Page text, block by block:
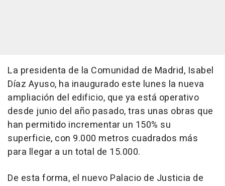
La presidenta de la Comunidad de Madrid, Isabel
Díaz Ayuso, ha inaugurado este lunes la nueva
ampliación del edificio, que ya está operativo
desde junio del año pasado, tras unas obras que
han permitido incrementar un 150% su
superficie, con 9.000 metros cuadrados más
para llegar a un total de 15.000.
De esta forma, el nuevo Palacio de Justicia de